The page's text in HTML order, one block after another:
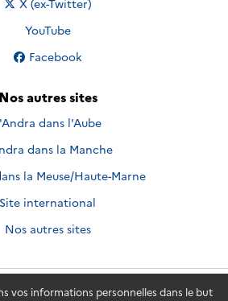
vos informations personnelles dans le but
X (ex-Twitter)
Nous suivre sur
YouTube
Nous suivre sur
Facebook
Nos autres sites
dans l'Aube
dans la Manche
la Meuse/Haute-Marne
Site international
Nos autres sites
- Andra. Tous droits réservés.